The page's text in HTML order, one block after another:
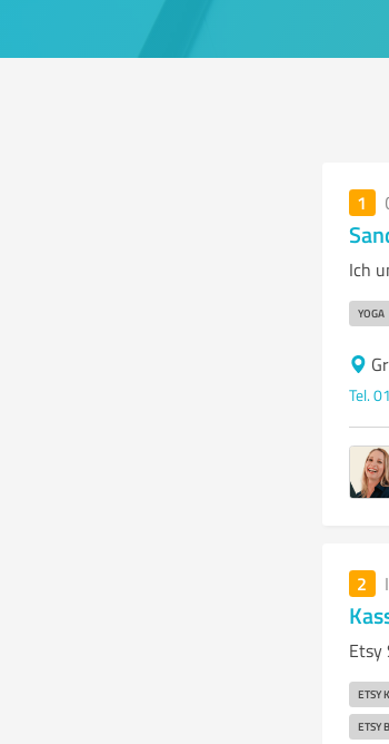
1
Ich
YOGA
Tel.
2
Etsy
ETSY
ETSY